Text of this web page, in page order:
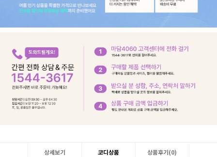
상세보기 코디상품 상품후기(0)